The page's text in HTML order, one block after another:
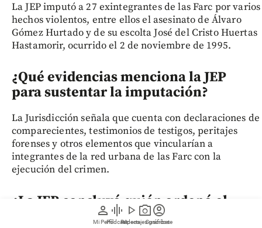
person
Mi Perfil
graphic_eq
Pódcast
play_arrow
Videos
photo_camera
Reportajes gráficos
account_circle
Suscríbete
La JEP imputó a 27 exintegrantes de las Farc por varios
hechos violentos, entre ellos el asesinato de Álvaro
Gómez Hurtado y de su escolta José del Cristo Huertas
Hastamorir, ocurrido el 2 de noviembre de 1995.
¿Qué evidencias menciona la JEP
para sustentar la imputación?
La Jurisdicción señala que cuenta con declaraciones de
comparecientes, testimonios de testigos, peritajes
forenses y otros elementos que vincularían a
integrantes de la red urbana de las Farc con la
ejecución del crimen.
¿La JEP concluyó quién ordenó el
asesinato de Álvaro Gómez Hurtado?